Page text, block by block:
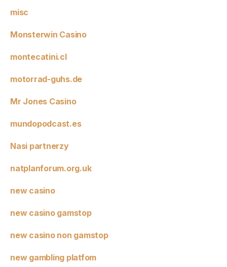
misc
Monsterwin Casino
montecatini.cl
motorrad-guhs.de
Mr Jones Casino
mundopodcast.es
Nasi partnerzy
natplanforum.org.uk
new casino
new casino gamstop
new casino non gamstop
new gambling platfom